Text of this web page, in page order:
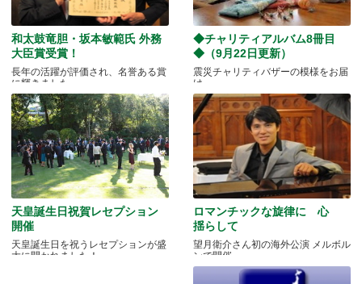
和太鼓竜胆・坂本敏範氏 外務
大臣賞受賞！
長年の活躍が評価され、名誉ある賞
に輝きました。
◆チャリティアルバム8冊目
◆（9月22日更新）
震災チャリティバザーの模様をお届
け
天皇誕生日祝賀レセプション
開催
天皇誕生日を祝うレセプションが盛
大に開かれました！
ロマンチックな旋律に 心
揺らして
望月衛介さん初の海外公演 メルボル
ンで開催